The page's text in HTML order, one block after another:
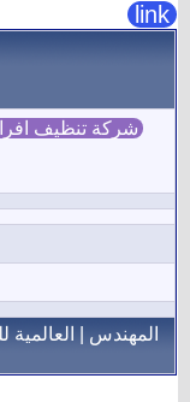
link
شركة تنظيف
المهندس